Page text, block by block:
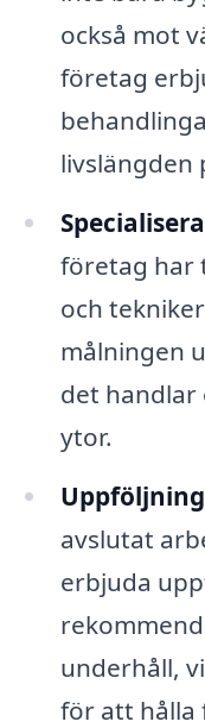
också mot
företag
livslängden
företag har
och
målningen
det handlar
ytor.
avslutat
erbjuda
underhåll,
för att hålla